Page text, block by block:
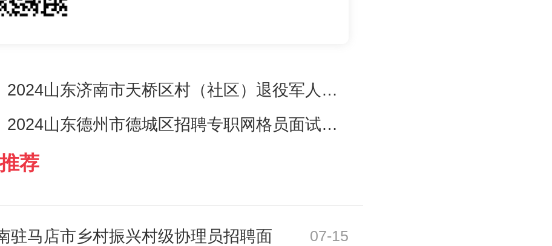
2024山东济南市天桥区村（社区）退役军人专职联络员补充招录进入
2024山东德州市德城区招聘专职网格员面试公告
荐
驻马店市乡村振兴村级协理员招聘面 07-15